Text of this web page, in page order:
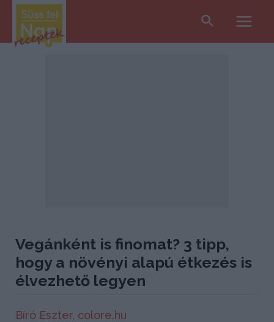
Search
Vegánként is finomat? 3 tipp,
hogy a növényi alapú étkezés is
élvezhető legyen
Bíró Eszter, colore.hu